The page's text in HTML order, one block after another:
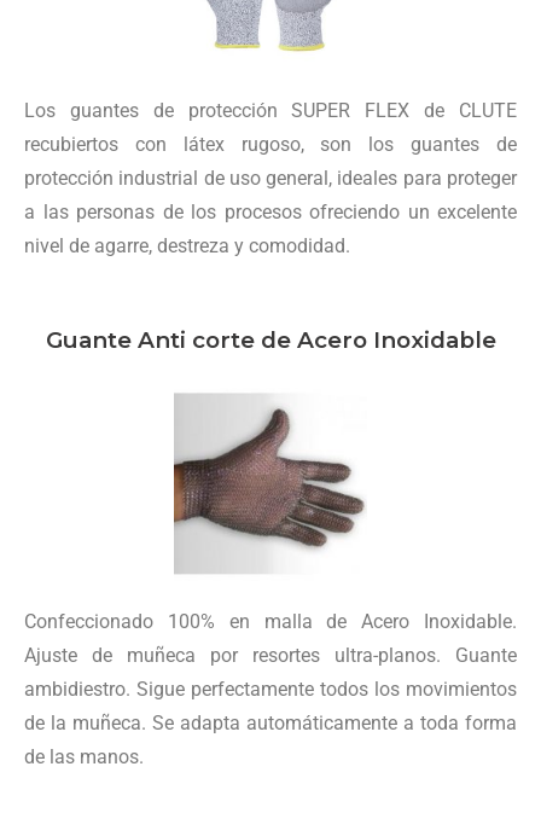
Los guantes de protección SUPER FLEX de CLUTE
recubiertos con látex rugoso, son los guantes de
protección industrial de uso general, ideales para proteger
a las personas de los procesos ofreciendo un excelente
nivel de agarre, destreza y comodidad.
Guante Anti corte de Acero Inoxidable
Confeccionado 100% en malla de Acero Inoxidable.
Ajuste de muñeca por resortes ultra-planos. Guante
ambidiestro. Sigue perfectamente todos los movimientos
de la muñeca. Se adapta automáticamente a toda forma
de las manos.